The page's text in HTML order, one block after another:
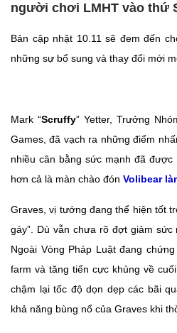
người chơi LMHT vào thứ
Bản cập nhật 10.11 sẽ đem đến
những sự bổ sung và thay đổi mới
Mark “Scruffy” Yetter, Trưởng
Games, đã vạch ra những điểm
nhiều cân bằng sức mạnh đã
hơn cả là màn chào đón Volibear
Graves, vị tướng đang thể hiện tốt
gáy”. Dù vẫn chưa rõ đợt giảm
Ngoài Vòng Pháp Luật đang
farm và tăng tiến cực khủng về
chậm lại tốc độ dọn dẹp các bãi
khả năng bùng nổ của Graves khi